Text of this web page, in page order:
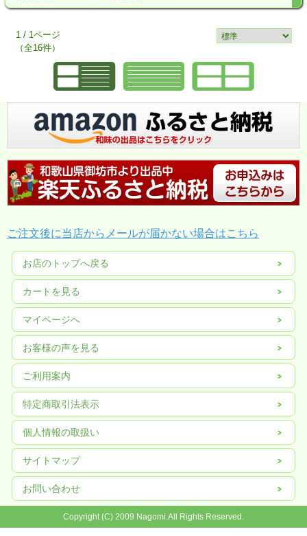
1 / 1ページ
（全16件）
ご注文後に当店からメールが届かない場合はこちら
お店のトップへ戻る
カートを見る
マイページへ
お客様の声を見る
ご利用案内
特定商取引法表示
個人情報の取扱い
サイトマップ
お問い合わせ
Copyright (C) 2009 Nagomi.All Rights Reserved.